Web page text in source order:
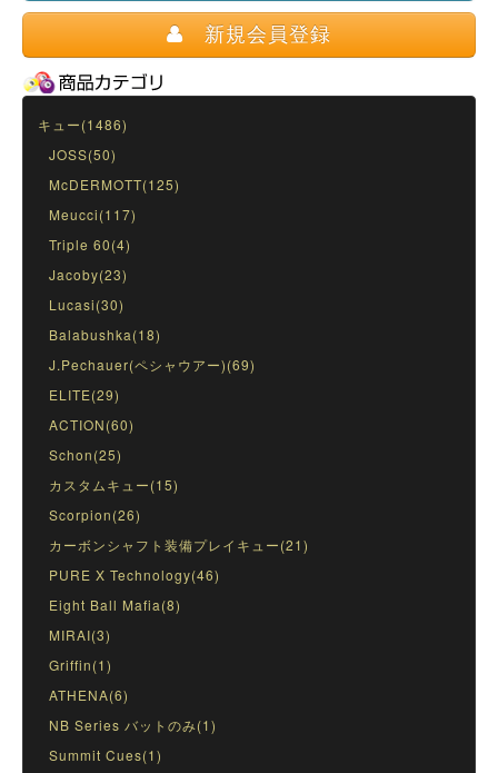
新規会員登録
キュー(1486)
JOSS(50)
McDERMOTT(125)
Meucci(117)
Triple 60(4)
Jacoby(23)
Lucasi(30)
Balabushka(18)
J.Pechauer(ペシャウアー)(69)
ELITE(29)
ACTION(60)
Schon(25)
カスタムキュー(15)
Scorpion(26)
カーボンシャフト装備プレイキュー(21)
PURE X Technology(46)
Eight Ball Mafia(8)
MIRAI(3)
Griffin(1)
ATHENA(6)
NB Series バットのみ(1)
Summit Cues(1)